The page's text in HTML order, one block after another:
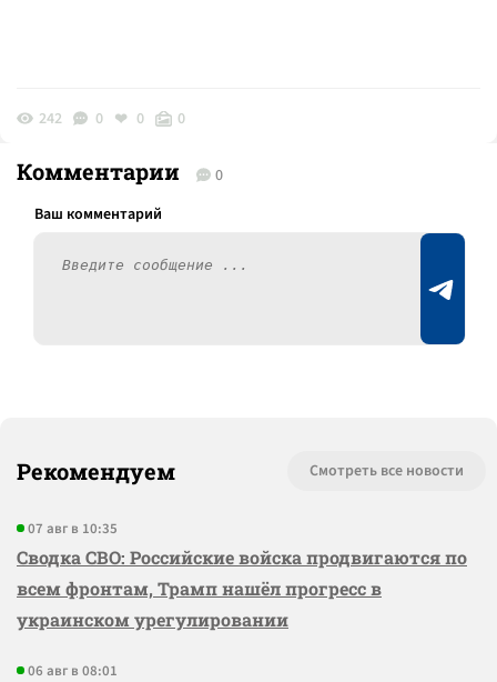
242 0 0 0
Комментарии 0
Рекомендуем Смотреть все новости
07 авг в 10:35
Сводка СВО: Российские войска продвигаются по
всем фронтам, Трамп нашёл прогресс в
украинском урегулировании
06 авг в 08:01